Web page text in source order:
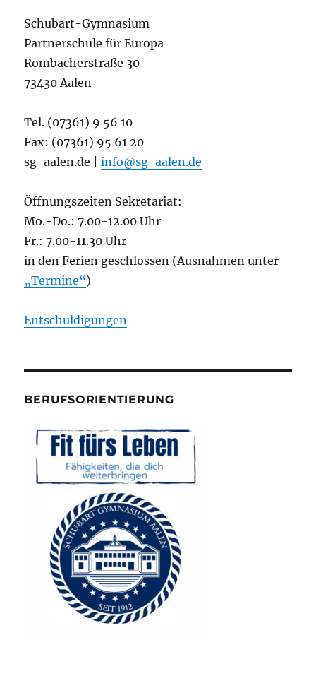
Schubart-Gymnasium
Partnerschule für Europa
Rombacherstraße 30
73430 Aalen
Tel. (07361) 9 56 10
Fax: (07361) 95 61 20
sg-aalen.de |info@sg-aalen.de
Öffnungszeiten Sekretariat:
Mo.-Do.: 7.00-12.00 Uhr
Fr.: 7.00-11.30 Uhr
in den Ferien geschlossen (Ausnahmen unter
„Termine“)
Entschuldigungen
BERUFSORIENTIERUNG